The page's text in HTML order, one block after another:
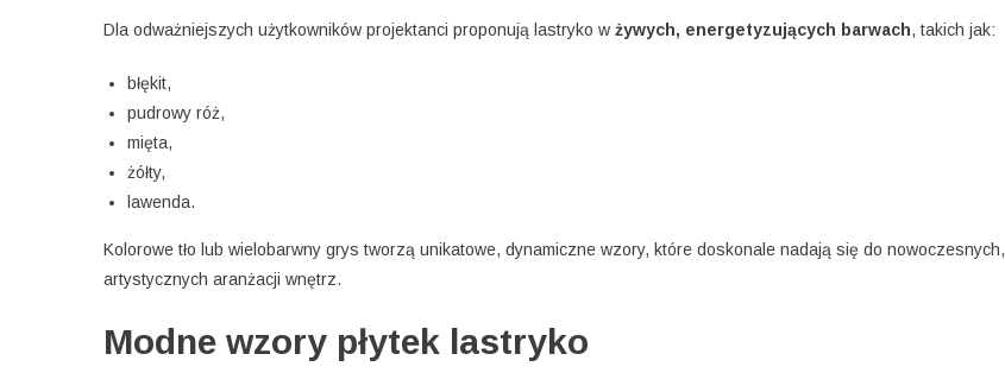
Dla odważniejszych użytkowników projektanci proponują lastryko w żywych, energetyzujących barwach, takich jak:
błękit,
pudrowy róż,
mięta,
żółty,
lawenda.
Kolorowe tło lub wielobarwny grys tworzą unikatowe, dynamiczne wzory, które doskonale nadają się do nowoczesnych,
artystycznych aranżacji wnętrz.
Modne wzory płytek lastryko